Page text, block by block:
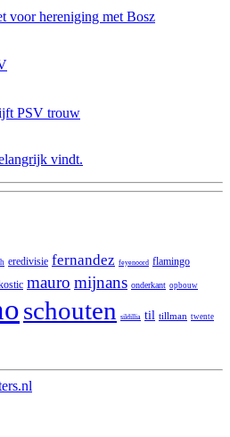
voor hereniging met Bosz
PSV trouw
vindt.
eredivisie fernandez feyenoord flamingo
mauro mijnans onderkant opbouw
schouten sildillia til tillman twente